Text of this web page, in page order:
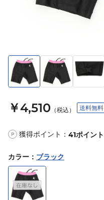
￥4,510 （税込） 送料無料
P 獲得ポイント： 41ポイント
カラー ： ブラック